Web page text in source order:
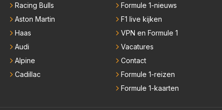
Racing Bulls
Aston Martin
Haas
Audi
Alpine
Cadillac
Formule 1-nieuws
F1 live kijken
VPN en Formule 1
Vacatures
Contact
Formule 1-reizen
Formule 1-kaarten